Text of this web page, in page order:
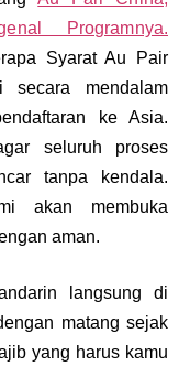
Programnya.
Syarat Au Pair
mendalam
ke Asia.
seluruh proses
tanpa kendala.
akan membuka
aman.
langsung di
matang sejak
yang harus kamu